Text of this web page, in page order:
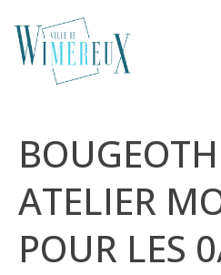
ATELIER
POUR LES